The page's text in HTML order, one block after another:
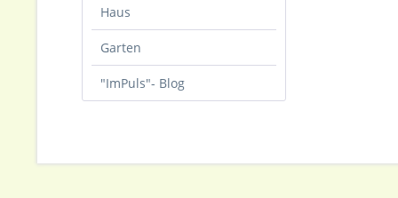
Haus
Garten
"ImPuls"- Blog